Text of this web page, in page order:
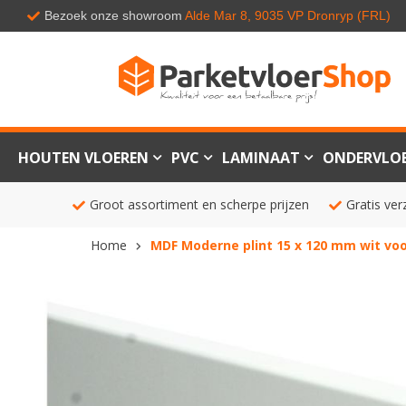
Bezoek onze showroom Alde Mar 8, 9035 VP Dronryp (FRL)
HOUTEN VLOEREN PVC LAMINAAT
Groot assortiment en scherpe prijzen Gratis
Home MDF Moderne plint 15 x 120 mm wit